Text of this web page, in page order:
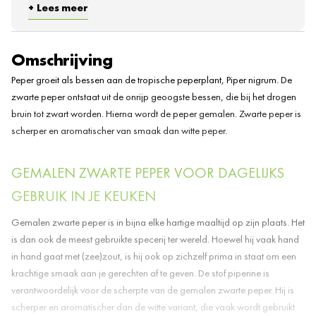
verzadigde
waarvan suikers
0,6
gram
Eiwitten
10,4
Zout
0 gram
Lees meer
Omschrijving
Peper groeit als bessen aan de tropische peperplant, Piper nigrum. De
zwarte peper ontstaat uit de onrijp geoogste bessen, die bij het drogen
bruin tot zwart worden. Hierna wordt de peper gemalen. Zwarte peper is
scherper en aromatischer van smaak dan witte peper.
GEMALEN ZWARTE PEPER VOOR DAGELIJKS
GEBRUIK IN JE KEUKEN
Gemalen zwarte peper is in bijna elke hartige maaltijd op zijn plaats. Het
is dan ook de meest gebruikte specerij ter wereld. Hoewel hij vaak hand
in hand gaat met (zee)zout, is hij ook op zichzelf prima in staat om een
krachtige smaak aan je gerechten af te geven. De stof piperine is
verantwoordelijk voor de scherpte van de gemalen zwarte peper. Hij is
scherper en aromatischer dan de witte variant, die vaak wordt gebruikt